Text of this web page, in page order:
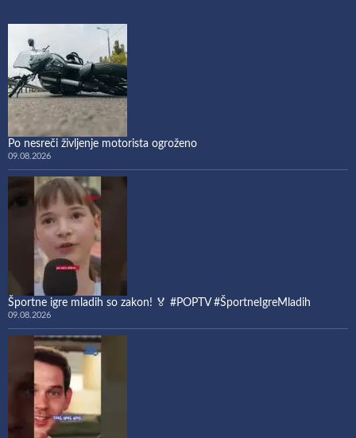
Po nesreči življenje motorista ogroženo
09.08.2026
Športne igre mladih so zakon! 🏅 #POPTV #ŠportneIgreMladih
09.08.2026